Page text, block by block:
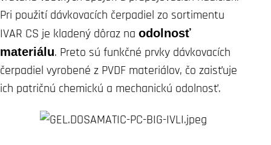
Pri použití dávkovacích čerpadiel zo sortimentu
IVAR CS je kladený dôraz na odolnosť
materiálu. Preto sú funkčné prvky dávkovacích
čerpadiel vyrobené z PVDF materiálov, čo zaisťuje
ich patričnú chemickú a mechanickú odolnosť.